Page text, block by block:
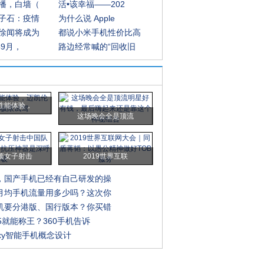
，白墙（
活•该幸福——202
石：疫情
为什么说 Apple
闻将成为
都说小米手机性价比高
月，
路边经常喊的“回收旧
能体验，
这场晚会全是顶流
女子射击 2019世界互联
国产手机已经有自己研发的操
均手机流量用多少吗？这次你
要分港版、国行版本？你买错
能称王？360手机告诉
智能手机概念设计